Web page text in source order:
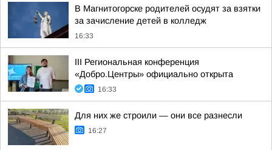
В Магнитогорске родителей осудят за взятки
за зачисление детей в колледж
16:33
III Региональная конференция
«Добро.Центры» официально открыта
16:33
Для них же строили — они все разнесли
16:27